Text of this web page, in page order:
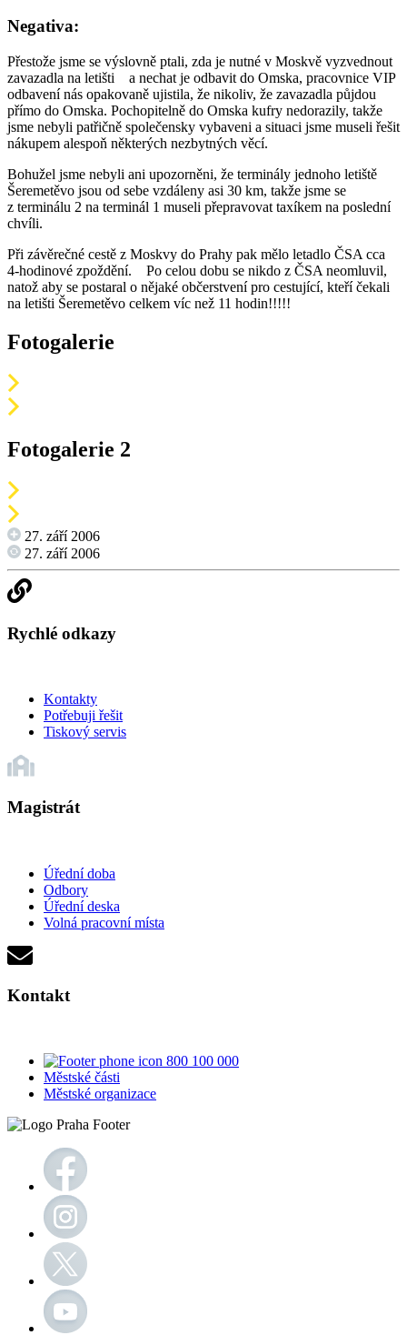
Negativa:
Přestože jsme se výslovně ptali, zda je nutné v Moskvě vyzvednout
zavazadla na letišti a nechat je odbavit do Omska, pracovnice VIP
odbavení nás opakovaně ujistila, že nikoliv, že zavazadla půjdou
přímo do Omska. Pochopitelně do Omska kufry nedorazily, takže
jsme nebyli patřičně společensky vybaveni a situaci jsme museli řešit
nákupem alespoň některých nezbytných věcí.
Bohužel jsme nebyli ani upozorněni, že terminály jednoho letiště
Šeremetěvo jsou od sebe vzdáleny asi 30 km, takže jsme se
z terminálu 2 na terminál 1 museli přepravovat taxíkem na poslední
chvíli.
Při závěrečné cestě z Moskvy do Prahy pak mělo letadlo ČSA cca
4-hodinové zpoždění. Po celou dobu se nikdo z ČSA neomluvil,
natož aby se postaral o nějaké občerstvení pro cestující, kteří čekali
na letišti Šeremetěvo celkem víc než 11 hodin!!!!!
Fotogalerie
Fotogalerie 2
27. září 2006
27. září 2006
Rychlé odkazy
Kontakty
Potřebuji řešit
Tiskový servis
Magistrát
Úřední doba
Odbory
Úřední deska
Volná pracovní místa
Kontakt
800 100 000
Městské části
Městské organizace